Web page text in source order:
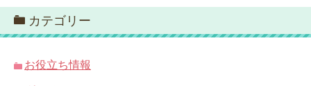
カテゴリー
お役立ち情報